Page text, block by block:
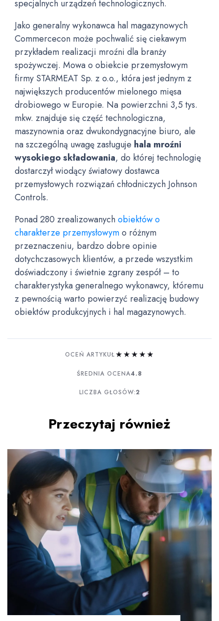
specjalnych urządzeń technologicznych.
Jako generalny wykonawca hal magazynowych
Commercecon może pochwalić się ciekawym
przykładem realizacji mroźni dla branży
spożywczej. Mowa o obiekcie przemysłowym
firmy STARMEAT Sp. z o.o., która jest jednym z
największych producentów mielonego mięsa
drobiowego w Europie. Na powierzchni 3,5 tys.
mkw. znajduje się część technologiczna,
maszynownia oraz dwukondygnacyjne biuro, ale
na szczególną uwagę zasługuje hala mroźni
wysokiego składowania, do której technologię
dostarczył wiodący światowy dostawca
przemysłowych rozwiązań chłodniczych Johnson
Controls.
Ponad 280 zrealizowanychobiektów o
charakterze przemysłowymo różnym
przeznaczeniu, bardzo dobre opinie
dotychczasowych klientów, a przede wszystkim
doświadczony i świetnie zgrany zespół – to
charakterystyka generalnego wykonawcy, któremu
z pewnością warto powierzyć realizację budowy
obiektów produkcyjnych i hal magazynowych.
OCEŃ ARTYKUŁ★★★★★
ŚREDNIA OCENA4.8
LICZBA GŁOSÓW:2
Przeczytaj również